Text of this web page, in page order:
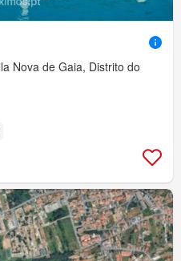
Nova de Gaia, Distrito do